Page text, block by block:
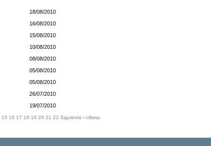
18/08/2010
16/08/2010
15/08/2010
10/08/2010
08/08/2010
05/08/2010
05/08/2010
26/07/2010
19/07/2010
15 16 17 18 19 20 21 22 Siguiente - Ultima